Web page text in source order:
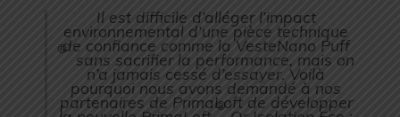
Il est difficile d’alléger l’impact
environnemental d’une pièce technique
de confiance comme la VesteNano Puff
®
sans sacrifier la performance, mais on
n’a jamais cessé d’essayer. Voilà
pourquoi nous avons demandé à nos
partenaires de PrimaLoft de développer
®